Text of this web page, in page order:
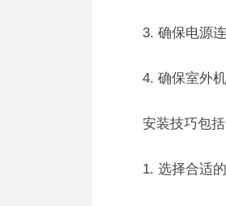
3. 确保电源
4. 确保室外
安装技巧包括
1. 选择合适